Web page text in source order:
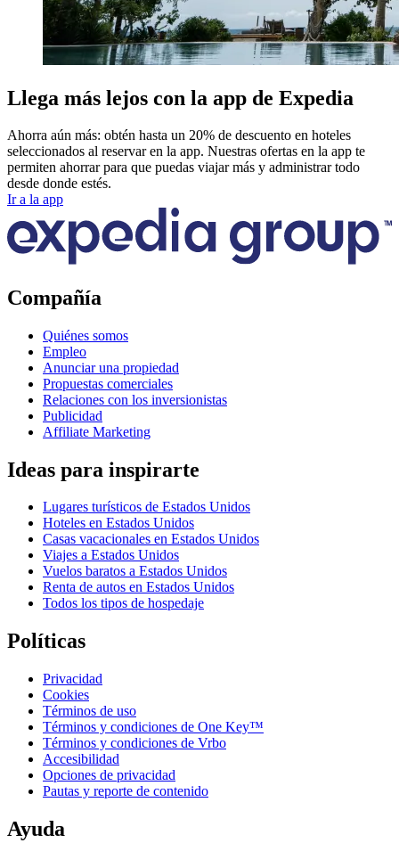
Llega más lejos con la app de Expedia
Ahorra aún más: obtén hasta un 20% de descuento en hoteles
seleccionados al reservar en la app. Nuestras ofertas en la app te
permiten ahorrar para que puedas viajar más y administrar todo
desde donde estés.
Ir a la app
Compañía
Quiénes somos
Empleo
Anunciar una propiedad
Propuestas comerciales
Relaciones con los inversionistas
Publicidad
Affiliate Marketing
Ideas para inspirarte
Lugares turísticos de Estados Unidos
Hoteles en Estados Unidos
Casas vacacionales en Estados Unidos
Viajes a Estados Unidos
Vuelos baratos a Estados Unidos
Renta de autos en Estados Unidos
Todos los tipos de hospedaje
Políticas
Privacidad
Cookies
Términos de uso
Términos y condiciones de One Key™
Términos y condiciones de Vrbo
Accesibilidad
Opciones de privacidad
Pautas y reporte de contenido
Ayuda